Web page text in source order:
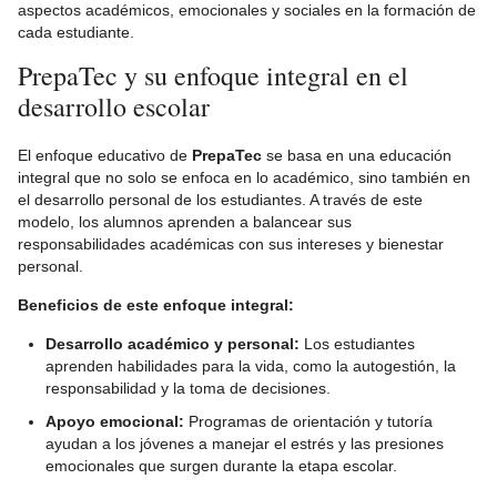
aspectos académicos, emocionales y sociales en la formación de
cada estudiante.
PrepaTec y su enfoque integral en el
desarrollo escolar
El enfoque educativo de PrepaTec se basa en una educación
integral que no solo se enfoca en lo académico, sino también en
el desarrollo personal de los estudiantes. A través de este
modelo, los alumnos aprenden a balancear sus
responsabilidades académicas con sus intereses y bienestar
personal.
Beneficios de este enfoque integral:
Desarrollo académico y personal: Los estudiantes
aprenden habilidades para la vida, como la autogestión, la
responsabilidad y la toma de decisiones.
Apoyo emocional: Programas de orientación y tutoría
ayudan a los jóvenes a manejar el estrés y las presiones
emocionales que surgen durante la etapa escolar.